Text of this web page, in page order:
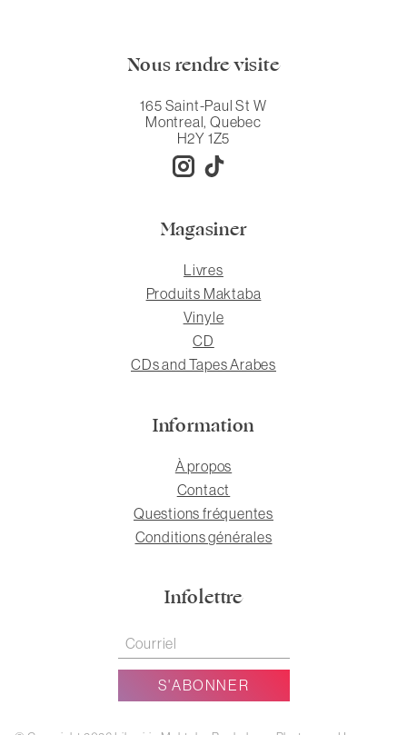
Nous rendre visite
165 Saint-Paul St W
Montreal, Quebec
H2Y 1Z5
Magasiner
Livres
Produits Maktaba
Vinyle
CD
CDs and Tapes Arabes
Information
À propos
Contact
Questions fréquentes
Conditions générales
Infolettre